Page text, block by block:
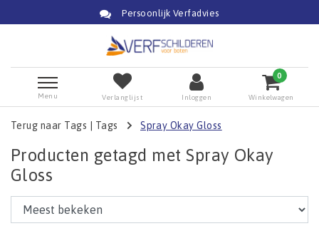
Persoonlijk Verfadvies
Menu Verlanglijst Inloggen
0
Winkelwagen
Terug naar Tags Tags Spray Okay Gloss
Producten getagd met Spray Okay
Gloss